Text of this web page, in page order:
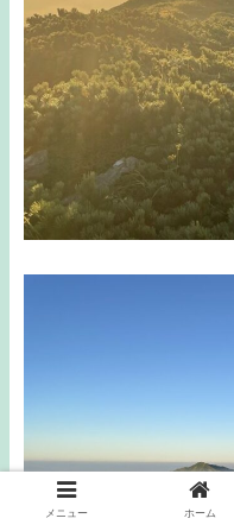
メニュー ホーム